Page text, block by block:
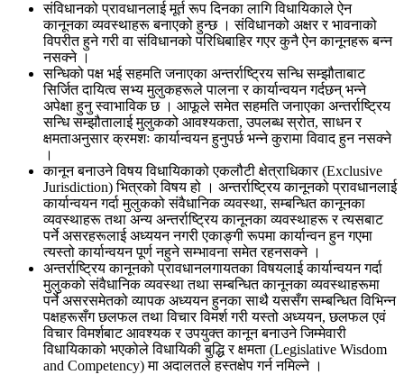
संविधानको प्रावधानलाई मूर्त रूप दिनका लागि विधायिकाले ऐन
कानूनका व्यवस्थाहरू बनाएको हुन्छ । संविधानको अक्षर र भावनाको
विपरीत हुने गरी वा संविधानको परिधिबाहिर गएर कुनै ऐन कानूनहरू बन्न
नसक्ने ।
सन्धिको पक्ष भई सहमति जनाएका अन्तर्राष्ट्रिय सन्धि सम्झौताबाट
सिर्जित दायित्व सभ्य मुलुकहरूले पालना र कार्यान्वयन गर्दछन् भन्ने
अपेक्षा हुनु स्वाभाविक छ । आफूले समेत सहमति जनाएका अन्तर्राष्ट्रिय
सन्धि सम्झौतालाई मुलुकको आवश्यकता, उपलब्ध स्रोत, साधन र
क्षमताअनुसार क्रमशः कार्यान्वयन हुनुपर्छ भन्ने कुरामा विवाद हुन नसक्ने
।
कानून बनाउने विषय विधायिकाको एकलौटी क्षेत्राधिकार (Exclusive
Jurisdiction) भित्रको विषय हो । अन्तर्राष्ट्रिय कानूनको प्रावधानलाई
कार्यान्वयन गर्दा मुलुकको संवैधानिक व्यवस्था, सम्बन्धित कानूनका
व्यवस्थाहरू तथा अन्य अन्तर्राष्ट्रिय कानूनका व्यवस्थाहरू र त्यसबाट
पर्ने असरहरूलाई अध्ययन नगरी एकाङ्गी रूपमा कार्यान्वन हुन गएमा
त्यस्तो कार्यान्वयन पूर्ण नहुने सम्भावना समेत रहनसक्ने ।
अन्तर्राष्ट्रिय कानूनको प्रावधानलगायतका विषयलाई कार्यान्वयन गर्दा
मुलुकको संवैधानिक व्यवस्था तथा सम्बन्धित कानूनका व्यवस्थाहरूमा
पर्ने असरसमेतको व्यापक अध्ययन हुनका साथै यससँग सम्बन्धित विभिन्न
पक्षहरूसँग छलफल तथा विचार विमर्श गरी यस्तो अध्ययन, छलफल एवं
विचार विमर्शबाट आवश्यक र उपयुक्त कानून बनाउने जिम्मेवारी
विधायिकाको भएकोले विधायिकी बुद्धि र क्षमता (Legislative Wisdom
and Competency) मा अदालतले हस्तक्षेप गर्न नमिल्ने ।